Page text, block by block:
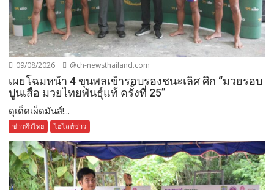
09/08/2026 @ch-newsthailand.com
เผยโฉมหน้า 4 ขุนพลเข้ารอบรองชนะเลิศ ศึก “มวยรอบ
ปูนเสือ มวยไทยพันธุ์แท้ ครั้งที่ 25”
ดุเด็ดเผ็ดมันส์!...
ข่าวทั่วไทย ไฮไลท์ข่าว